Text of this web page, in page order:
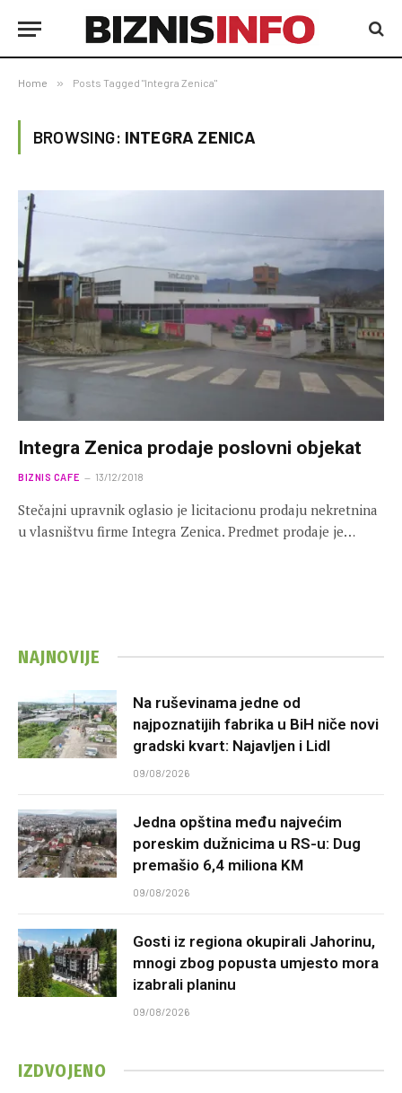
Home » Posts Tagged "Integra Zenica"
BROWSING: INTEGRA ZENICA
Integra Zenica prodaje poslovni objekat
BIZNIS CAFE 13/12/2018
Stečajni upravnik oglasio je licitacionu prodaju nekretnina
u vlasništvu firme Integra Zenica. Predmet prodaje je…
NAJNOVIJE
Na ruševinama jedne od
najpoznatijih fabrika u BiH niče novi
gradski kvart: Najavljen i Lidl
09/08/2026
Jedna opština među najvećim
poreskim dužnicima u RS-u: Dug
premašio 6,4 miliona KM
09/08/2026
Gosti iz regiona okupirali Jahorinu,
mnogi zbog popusta umjesto mora
izabrali planinu
09/08/2026
IZDVOJENO